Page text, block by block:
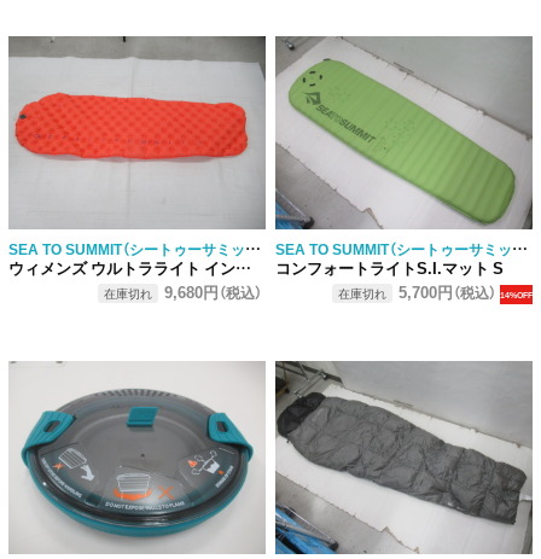
SEA TO SUMMIT（シートゥーサミット）
ウィメンズ ウルトラライト インサレーティッドマット
在庫切れ 9,680円（税込）
SEA TO SUMMIT（シートゥーサミット）
コンフォートライトS.I.マット S
在庫切れ 5,700円（税込） 14%OFF